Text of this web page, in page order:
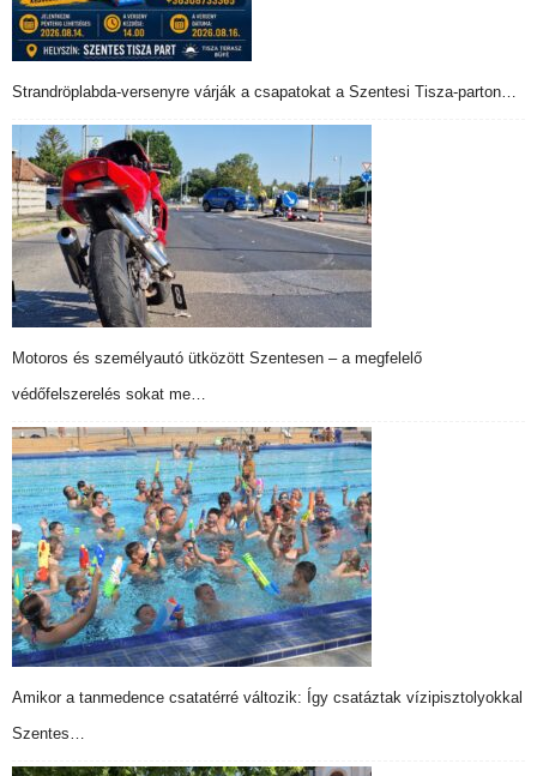
Strandröplabda-versenyre várják a csapatokat a Szentesi Tisza-parton…
Motoros és személyautó ütközött Szentesen – a megfelelő
védőfelszerelés sokat me…
Amikor a tanmedence csatatérré változik: Így csatáztak vízipisztolyokkal
Szentes…